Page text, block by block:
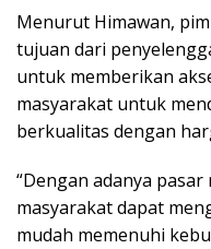
Menurut Himawan,
tujuan dari
untuk memberikan
masyarakat untuk
berkualitas dengan
“Dengan adanya
masyarakat dapat
mudah memenuhi